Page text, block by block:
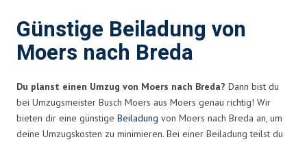
Günstige Beiladung von
Moers nach Breda
Du planst einen Umzug von Moers nach Breda? Dann bist du
bei Umzugsmeister Busch Moers aus Moers genau richtig! Wir
bieten dir eine günstige Beiladung von Moers nach Breda an, um
deine Umzugskosten zu minimieren. Bei einer Beiladung teilst du